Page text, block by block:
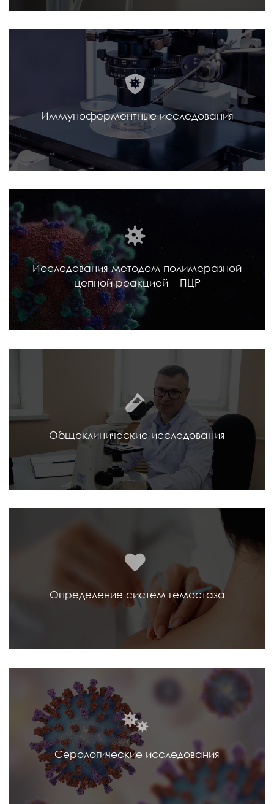
Иммуноферментные исследования
Исследования методом полимеразной
цепной реакцией – ПЦР
Общеклинические исследования
Определение систем гемостаза
Серологические исследования